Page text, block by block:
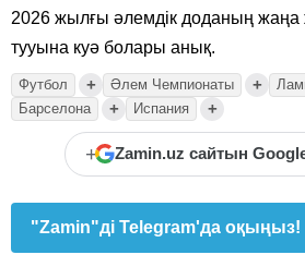
2026 жылғы әлемдік доданың
тууына куә болары анық.
Футбол + Әлем Чемпионаты +
Барселона + Испания +
+ Zamin.uz сайтын
"Zamin"ді Telegram'да оқыңыз!